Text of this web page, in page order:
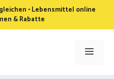
• Lebensmittel online
& Rabatte
Menü